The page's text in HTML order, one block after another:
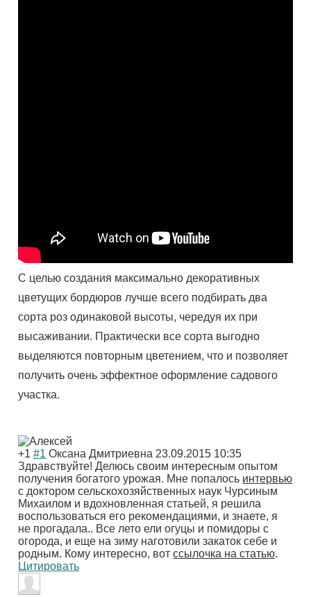
С целью создания максимально декоративных
цветущих бордюров лучше всего подбирать два
сорта роз одинаковой высоты, чередуя их при
высаживании. Практически все сорта выгодно
выделяются повторным цветением, что и позволяет
получить очень эффектное оформление садового
участка.
+1 #1 Оксана Дмитриевна 23.09.2015 10:35
Здравствуйте! Делюсь своим интересным опытом
получения богатого урожая. Мне попалось интервью
с доктором сельскохозяйственных наук Чурсиным
Михаилом и вдохновленная статьей, я решила
воспользоваться его рекомендациями, и знаете, я
не прогадала.. Все лето ели огуцы и помидоры с
огорода, и еще на зиму наготовили закаток себе и
родным. Кому интересно, вотссылочка на статью.
Цитировать